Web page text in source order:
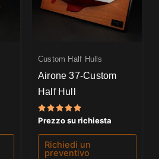
Custom Half Hulls
Airone 37-Custom
Half Hull
Valutato
5.00
su 5
Prezzo su richiesta
Richiedi un
preventivo